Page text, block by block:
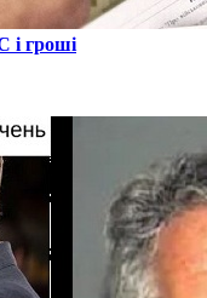
і гроші